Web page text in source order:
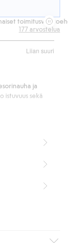
Liian suuri
177arvostelua
ja
istuvuus sekä